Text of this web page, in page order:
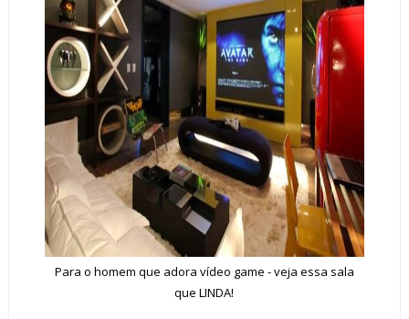
Para o homem que adora vídeo game - veja essa sala
que LINDA!